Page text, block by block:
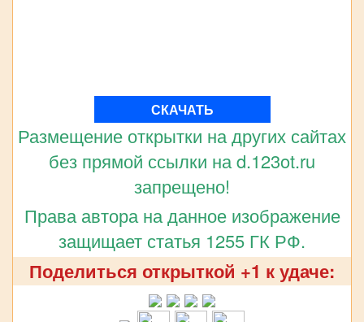
СКАЧАТЬ
Размещение открытки на других сайтах
без прямой ссылки на d.123ot.ru
запрещено!
Права автора на данное изображение
защищает статья 1255 ГК РФ.
Поделиться открыткой +1 к удаче: